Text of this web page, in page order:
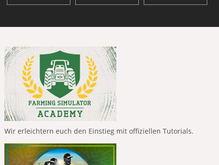
Wir erleichtern euch den Einstieg mit offiziellen Tutorials.